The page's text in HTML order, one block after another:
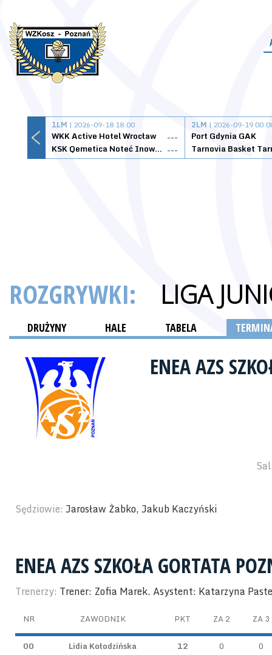
1LM | 2026-09-18 18:00
WKK Active Hotel Wrocław
---
KSK Qemetica Noteć Inowrocław ---
2LM | 2026-09-19
Port Gdynia GAK
ROZGRYWKI: LIGA
DRUŻYNY HALE TABELA
ENEA AZS
Sędziowie: Jarosław Żabko, Jakub Kaczyński
ENEA AZS SZKOŁA GORTATA
Trenerzy: Trener: Zofia Marek. Asystent: Katarzyna
NR ZAWODNIK PKT ZA 2 ZA 3
00 Lidia Kołodzińska 12 0
0